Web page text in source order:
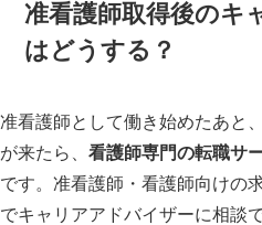
准看護師取得後のキ
はどうする？
准看護師として働き始めたあと
が来たら、 看護師専門の転職サ
です。准看護師・看護師向けの
でキャリアアドバイザーに相談